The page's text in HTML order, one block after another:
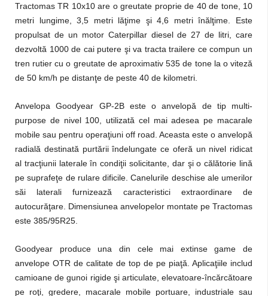
Tractomas TR 10x10 are o greutate proprie de 40 de tone, 10
metri lungime, 3,5 metri lăţime şi 4,6 metri înălţime. Este
propulsat de un motor Caterpillar diesel de 27 de litri, care
dezvoltă 1000 de cai putere şi va tracta trailere ce compun un
tren rutier cu o greutate de aproximativ 535 de tone la o viteză
de 50 km/h pe distanţe de peste 40 de kilometri.
Anvelopa Goodyear GP-2B este o anvelopă de tip multi-
purpose de nivel 100, utilizată cel mai adesea pe macarale
mobile sau pentru operaţiuni off road. Aceasta este o anvelopă
radială destinată purtării îndelungate ce oferă un nivel ridicat
al tracţiunii laterale în condiţii solicitante, dar şi o călătorie lină
pe suprafeţe de rulare dificile. Canelurile deschise ale umerilor
săi laterali furnizează caracteristici extraordinare de
autocurăţare. Dimensiunea anvelopelor montate pe Tractomas
este 385/95R25.
Goodyear produce una din cele mai extinse game de
anvelope OTR de calitate de top de pe piaţă. Aplicaţiile includ
camioane de gunoi rigide şi articulate, elevatoare-încărcătoare
pe roţi, gredere, macarale mobile portuare, industriale sau